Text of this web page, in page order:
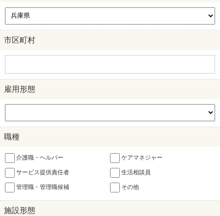
市区町村
雇用形態
職種
介護職・ヘルパー ケアマネジャー
サービス提供責任者 生活相談員
管理職・管理職候補 その他
施設形態